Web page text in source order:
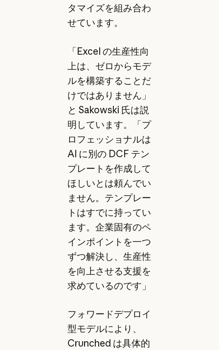
タマイズを組み合わ
せています。
「Excel の生産性向
上は、ゼロからモデ
ルを構築することだ
けではありません」
と Sakowski 氏は説
明しています。「プ
ロフェッショナルは
AI に別の DCF テン
プレートを作成して
ほしいとは頼んでい
ません。テンプレー
トはすでに持ってい
ます。企業固有のペ
インポイントを一つ
ずつ解決し、生産性
を向上させる支援を
求めているのです」
フォワードデプロイ
型モデルにより、
Crunched は具体的